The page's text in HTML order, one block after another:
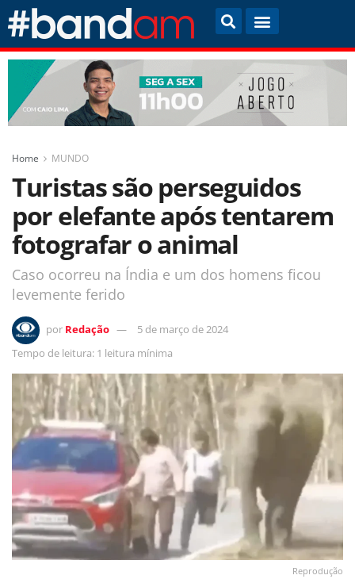
Home MUNDO
Turistas são perseguidos
por elefante após tentarem
fotografar o animal
Caso ocorreu na Índia e um dos homens ficou
levemente ferido
por Redação
5 de março de 2024
Tempo de leitura: 1 leitura mínima
Reprodução